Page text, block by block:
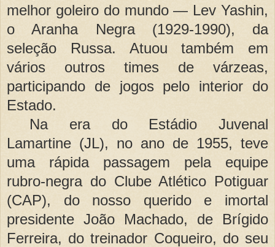
melhor goleiro do mundo — Lev Yashin,
o Aranha Negra (1929-1990), da
seleção Russa. Atuou também em
vários outros times de várzeas,
participando de jogos pelo interior do
Estado.
Na era do Estádio Juvenal
Lamartine (JL), no ano de 1955, teve
uma rápida passagem pelaequipe
rubro-negra do Clube Atlético Potiguar
(CAP), do nosso querido e imortal
presidente João Machado, de Brígido
Ferreira, do treinador Coqueiro, do seu